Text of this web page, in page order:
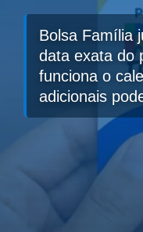
Bolsa Família
data exata do
funciona o
adicionais